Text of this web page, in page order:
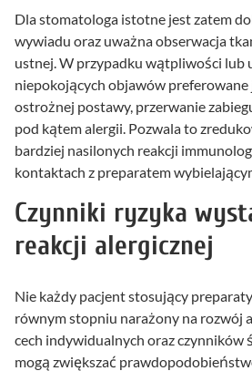
Dla stomatologa istotne jest zatem
wywiadu oraz uważna obserwacja
ustnej. W przypadku wątpliwości lub
niepokojących objawów
ostrożnej postawy, przerwanie
pod kątem alergii. Pozwala to
bardziej nasilonych reakcji
kontaktach z preparatem
Czynniki ryzyka
reakcji alergicznej
Nie każdy pacjent stosujący
równym stopniu narażony na rozwój
cech indywidualnych oraz czynników
mogą zwiększać